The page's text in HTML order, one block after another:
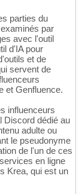
parties du
par
avec l'outil
d'IA pour
et de
servent de
et Genfluence.
influenceurs
Discord dédié au
adulte ou
le pseudonyme
de l'un de ces
en ligne
Krea, qui est un